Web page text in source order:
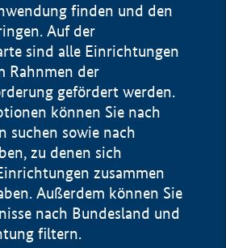
finden und den
Auf der
sind alle Einrichtungen
Rahnmen der
gefördert werden.
können Sie nach
suchen sowie nach
zu denen sich
zusammen
Außerdem können Sie
nach Bundesland und
filtern.